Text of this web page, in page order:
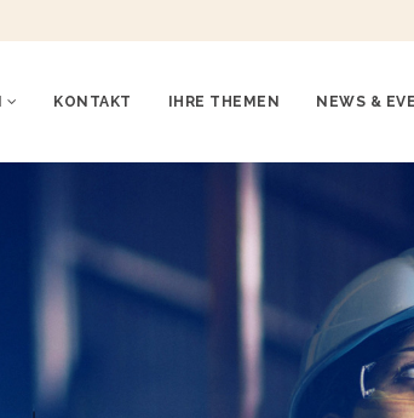
KONTAKT IHRE THEMEN NEWS &